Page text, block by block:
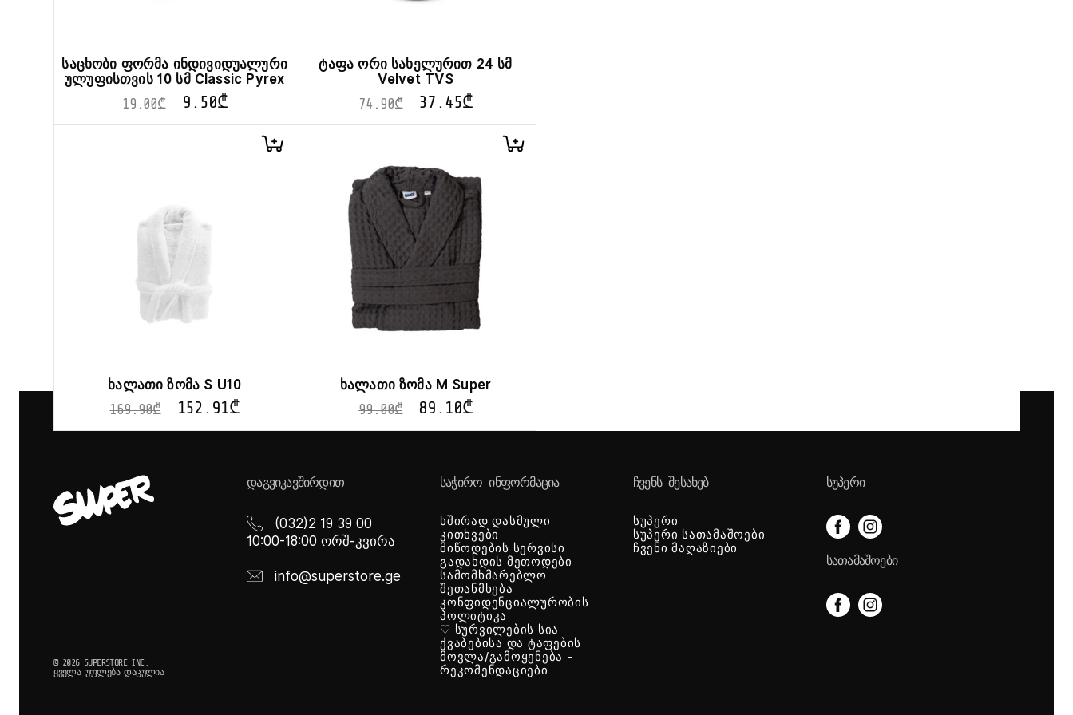
საცხობი ფორმა ინდივიდუალური
ულუფისთვის 10 სმ Classic Pyrex
19.00₾ 9.50₾
ტაფა ორი სახელურით 24 სმ
Velvet TVS
74.90₾ 37.45₾
ხალათი ზომა S U10
169.90₾ 152.91₾
ხალათი ზომა M Super
99.00₾ 89.10₾
© 2026 SUPERSTORE INC.
ᲧᲕᲔᲚᲐ ᲣᲤᲚᲔᲑᲐ ᲓᲐᲪᲣᲚᲘᲐ
ᲓᲐᲒᲕᲘᲙᲐᲕᲨᲘᲠᲓᲘᲗ
(032)2 19 39 00
10:00-18:00 ორშ-კვირა
info@superstore.ge
ᲡᲐᲭᲘᲠᲝ ᲘᲜᲤᲝᲠᲛᲐᲪᲘᲐ
ხშირად დასმული
კითხვები
მიწოდების სერვისი
გადახდის მეთოდები
სამომხმარებლო
შეთანმხება
კონფიდენციალურობის
პოლიტიკა
♡ სურვილების სია
ქვაბებისა და ტაფების
მოვლა/გამოყენება -
რეკომენდაციები
ᲩᲕᲔᲜᲡ ᲨᲔᲡᲐᲮᲔᲑ
სუპერი
სუპერი სათამაშოები
ჩვენი მაღაზიები
ᲡᲣᲞᲔᲠᲘ
ᲡᲐᲗᲐᲛᲐᲨᲝᲔᲑᲘ